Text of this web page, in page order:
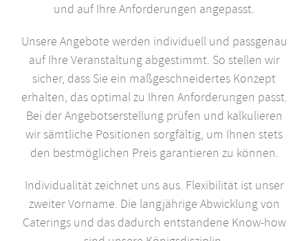
und auf Ihre Anforderungen angepasst.
Unsere Angebote werden individuell und passgenau
auf Ihre Veranstaltung abgestimmt. So stellen wir
sicher, dass Sie ein maßgeschneidertes Konzept
erhalten, das optimal zu Ihren Anforderungen passt.
Bei der Angebotserstellung prüfen und kalkulieren
wir sämtliche Positionen sorgfältig, um Ihnen stets
den bestmöglichen Preis garantieren zu können.
Individualität zeichnet uns aus. Flexibilität ist unser
zweiter Vorname. Die langjährige Abwicklung von
Caterings und das dadurch entstandene Know-how